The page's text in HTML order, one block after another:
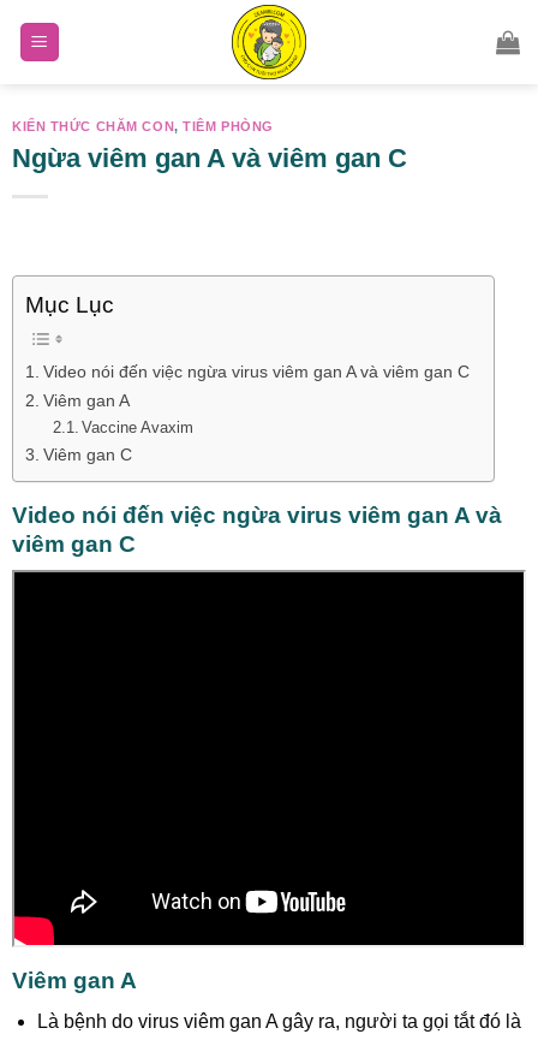
KIẾN THỨC CHĂM CON,TIÊM PHÒNG
Ngừa viêm gan A và viêm gan C
Mục Lục
Video nói đến việc ngừa virus viêm gan A và viêm gan C
Viêm gan A
Vaccine Avaxim
Viêm gan C
Video nói đến việc ngừa virus viêm gan A và
viêm gan C
Viêm gan A
Là bệnh do virus viêm gan A gây ra, người ta gọi tắt đó là